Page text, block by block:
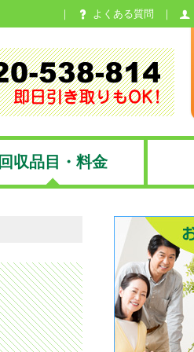
よくある質問
回収品目・料金